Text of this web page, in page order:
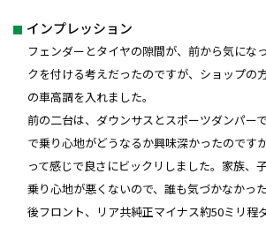
インプレッション
フェンダーとタイヤの隙間が、前から気にな
クを付ける考えだったのですが、ショップの
の車高調を入れました。
前の二台は、ダウンサスとスポーツダンパー
で乗り心地がどうなるか興味深かったのです
って感じで良さにビックリしました。家族、
乗り心地が悪くないので、誰も気づかなかった
後フロント、リア共純正マイナス約50ミリ程